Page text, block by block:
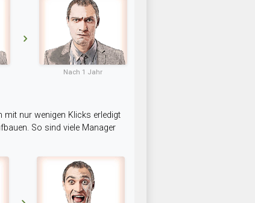
Nach 1 Jahr
mit nur wenigen Klicks erledigt
So sind viele Manager